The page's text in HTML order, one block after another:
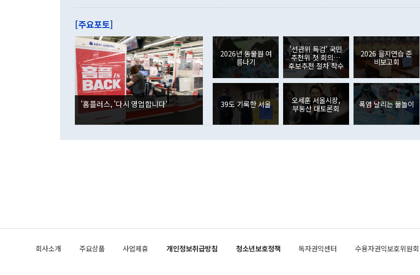
관은 업무보고 사후 브리핑에서 정 장관이 언급한 '4자 회담'에 대해 "이상
이 9월 러시아 블라디보스토크에서 열리는 '동방경제포럼(EEF)'을 언급하
며 "정부 차원에서 (참석을) 검토하고 있다"고 발언한 데 대해서도 조 장관
은 "그것은 외교부의 몫"이라며 "아직 거기까지 진도가 나가지 않았다"고
잘랐다. 정 장관이 이날 소개한 대북 구상과 설명은 정부 내 조율을 거치지
않았다는 점에서 문제가 있다. 특히 주적 표현 대체와 국호 사용, 9·19 군
사합의 복원, 4자회담 추진 등은 통일부 장관이 결정할 사안이 아니어서 월
권이라는 지적이 나오고 있다. 이 대통령은 정 장관의 업무보고를 듣고 난
뒤 "여기 업무보고에 발표했다고 승인난 건 아니다"라고 재차 확인했다. 정
부의 한 소식통은 "정 장관의 발언 내용은 대부분 국가안전보장회의(NSC)
를 거쳐 결정된 사안이 아닌 정 장관의 개인적 생각에 가깝다"며 "안보 관
련 부처 장관이 정부의 공식 정책이 아닌 사안을 추진하겠다고 업무보고를
하고 대통령의 면전에서 '국군통수권자가 나서야 한다'고 주장한 것은 심각
이나 미국은 북한에 선비핵화를 공식적으로 요구한 적이 없기 때문이다. 지
공하는 방식으로 이뤄졌다. 1994년 북·미 제네바 기본합의는 핵시설 동결
는 배당수입이 늘어난 데다 전월 분기배당에 따른 기저효과로 배당지급이
였던 올해 3월(369억9000만달러)을 넘어선 것이다. 직접투자에서는 내국
인의 해외투자가 80억1000만달러, 외국인의 국내투자가 46억3000만달러
각각 증가했다. 증권투자에서는 외국인의 국내 주식 매도세가 이어졌다. 외
국인의 국내 주식 투자는 차익실현 매도 등의 영향으로 316억1000만달러
감소하며 전월(-310억5000만달러)에 이어 역대 최대 순매도 기록을 다시
경신했다. 외국인의 국내 채권투자는 세계국채지수(WGBI) 자금 유입에도
분기 말 만기도래 영향으로 증가 폭이 줄어든 52억9000만달러를 기록했
다. 내국인의 해외 증권투자는 주식을 중심으로 35억6000만달러 증가했
다. eoyn2@newspim.com
[주요포토]
'홈플러스, '다시 영업합니다'
2026년 동물원 여
름나기
'선관위 특검' 국민
추천위 첫 회의…
후보추천 절차 착수
2026 을지연습 준
비보고회
39도 기록한 서울
오세훈 서울시장,
부동산 대토론회
폭염 날리는 물놀이
회사소개 주요상품 사업제휴 개인정보취급방침 청소년보호정책 독자권익센터 수용자권익보호위원회